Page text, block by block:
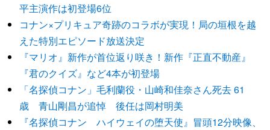
平主演作は初登場6位
コナン×プリキュア奇跡のコラボが実現！局の垣根を越
えた特別エピソード放送決定
『マリオ』新作が首位返り咲き！新作『正直不動産』
『君のクイズ』など4本が初登場
「名探偵コナン」毛利蘭役・山崎和佳奈さん死去 61
歳 青山剛昌が追悼 後任は岡村明美
『名探偵コナン ハイウェイの堕天使』冒頭12分映像、